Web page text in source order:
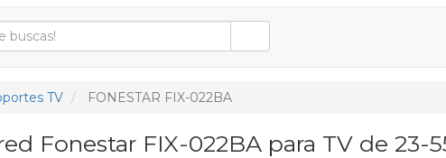
TV FONESTAR FIX-022BA
Fonestar FIX-022BA para TV de 23-